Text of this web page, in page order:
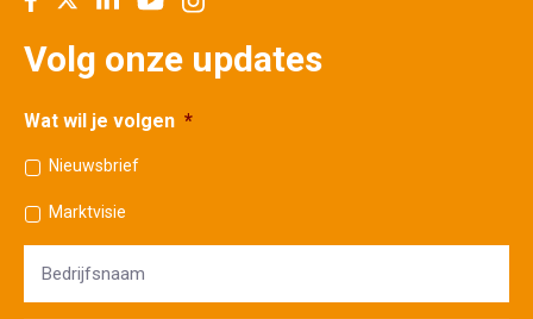
Volg onze updates
Wat wil je volgen *
Nieuwsbrief
Marktvisie